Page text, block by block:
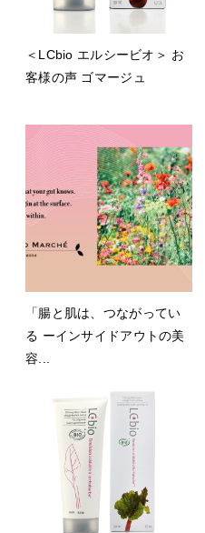
＜LCbio エルシービオ＞ お
客様の声 ゴマージュ
「腸と肌は、つながってい
る ーインサイドアウトの美
容...